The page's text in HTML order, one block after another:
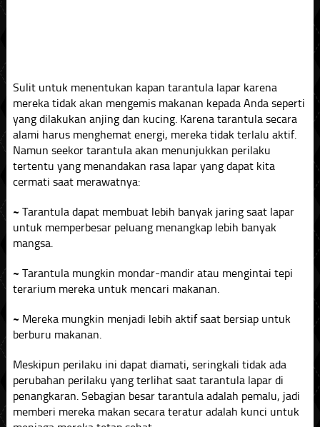
Sulit untuk menentukan kapan tarantula lapar karena
mereka tidak akan mengemis makanan kepada Anda seperti
yang dilakukan anjing dan kucing. Karena tarantula secara
alami harus menghemat energi, mereka tidak terlalu aktif.
Namun seekor tarantula akan menunjukkan perilaku
tertentu yang menandakan rasa lapar yang dapat kita
cermati saat merawatnya:
~ Tarantula dapat membuat lebih banyak jaring saat lapar
untuk memperbesar peluang menangkap lebih banyak
mangsa.
~ Tarantula mungkin mondar-mandir atau mengintai tepi
terarium mereka untuk mencari makanan.
~ Mereka mungkin menjadi lebih aktif saat bersiap untuk
berburu makanan.
Meskipun perilaku ini dapat diamati, seringkali tidak ada
perubahan perilaku yang terlihat saat tarantula lapar di
penangkaran. Sebagian besar tarantula adalah pemalu, jadi
memberi mereka makan secara teratur adalah kunci untuk